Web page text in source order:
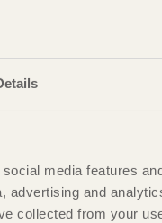
media features
and
collected from your